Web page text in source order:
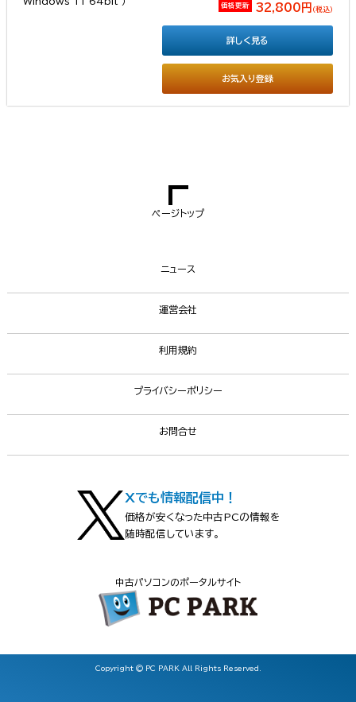
価格更新 32,800円 （税込）
お気入り登録
詳しく見る
ページトップ
ニュース
運営会社
利用規約
プライバシーポリシー
お問合せ
Xでも情報配信中！
価格が安くなった中古PCの情報を
随時配信しています。
中古パソコンのポータルサイト
Copyright © PC PARK All Rights Reserved.